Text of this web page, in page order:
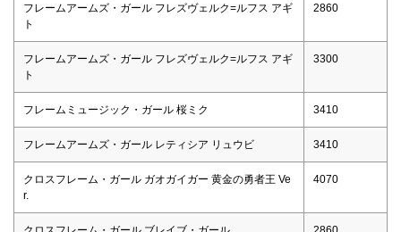
フレームアームズ・ガール フレズヴェルク=ルフス アギ
ト
2860
フレームアームズ・ガール フレズヴェルク=ルフス アギ
ト
3300
フレームミュージック・ガール 桜ミク 3410
フレームアームズ・ガール レティシア リュウビ 3410
クロスフレーム・ガール ガオガイガー 黄金の勇者王 Ve
r.
4070